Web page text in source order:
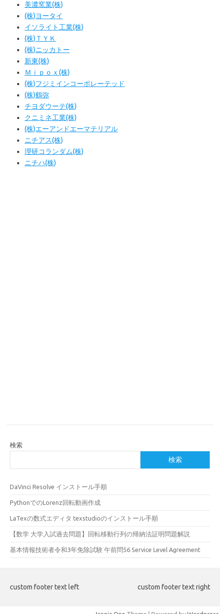
美濃窯業(株)
(株)ヨータイ
イソライト工業(株)
(株)ＴＹＫ
(株)ニッカトー
新東(株)
Ｍｉｐｏｘ(株)
(株)フジミインコーポレーテッド
(株)鶴弥
チヨダウーテ(株)
クニミネ工業(株)
(株)エーアンドエーマテリアル
ニチアス(株)
理研コランダム(株)
ニチハ(株)
検索
検索
DaVinci Resolve インストール手順
PythonでのLorenz回転動画作成
LaTexの数式エディタ texstudioのインストール手順
【数学 大学入試過去問題】回転移動行列の帰納法証明問題解説
基本情報技術者令和3年免除試験 午前問56 Service Level Agreement
custom footer text left custom footer text right